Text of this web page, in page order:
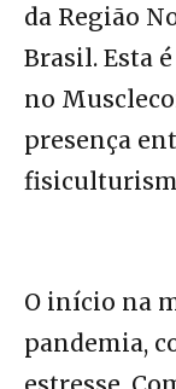
da Região
Brasil. Esta
no
presença
O início na
pandemia,